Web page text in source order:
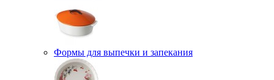
Формы для выпечки и запекания